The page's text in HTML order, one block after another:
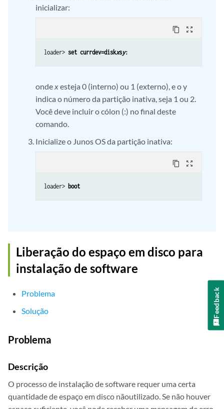
inicializar:
content_copy zoom_out_map
loader> set currdev=diskxsy:
ondexesteja 0 (interno) ou 1 (externo), e o y
indica o número da partição inativa, seja 1 ou 2.
Você deve incluir o cólon (:) no final deste
comando.
Inicialize o Junos OS da partição inativa:
content_copy zoom_out_map
loader> boot
Liberação do espaço em disco para
instalação de software
Problema
Solução
Problema
Descrição
O processo de instalação de software requer uma certa
quantidade de espaço em disco nãoutilizado. Se não houver
Feedback